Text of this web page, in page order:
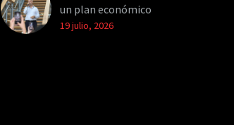
un plan económico
19 julio, 2026